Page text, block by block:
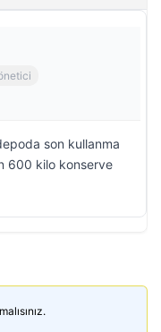
son kullanma
600 kilo konserve